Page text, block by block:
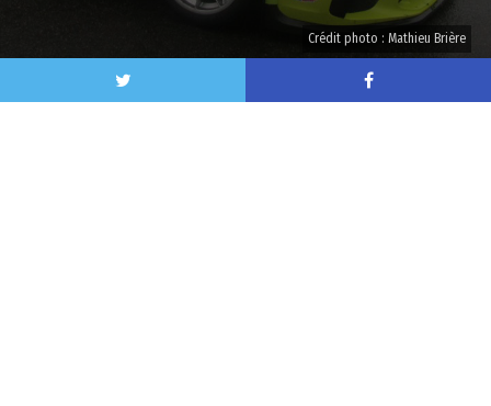
Crédit photo : Mathieu Brière